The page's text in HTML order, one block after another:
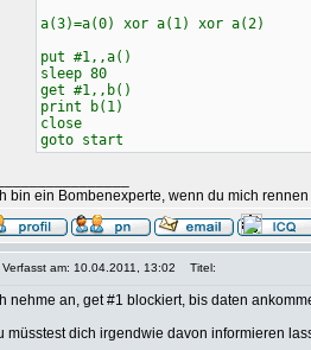
a(3)=a(0) xor a(1) xor a(2)
put #1,,a()
sleep 80
get #1,,b()
print b(1)
close
goto start
bin ein Bombenexperte, wenn du mich
Verfasst am: 10.04.2011, 13:02 Titel:
nehme an, get #1 blockiert, bis daten
müsstest dich irgendwie davon informieren